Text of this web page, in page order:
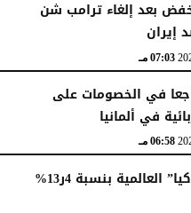
بعد إلغاء ترامب شن
إيران
07:03 مـ
في الخصومات على
في ألمانيا
06:58 مـ
ارتفاع مبيعات ”كيا” العالمية بنسبة 4ر13%